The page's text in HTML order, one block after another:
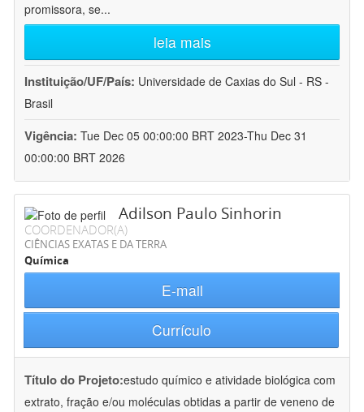
promissora, se...
leia mais
Instituição/UF/País: Universidade de Caxias do Sul - RS -
Brasil
Vigência: Tue Dec 05 00:00:00 BRT 2023-Thu Dec 31
00:00:00 BRT 2026
Adilson Paulo Sinhorin
COORDENADOR(A)
CIÊNCIAS EXATAS E DA TERRA
Química
E-mail
Currículo
Título do Projeto:estudo químico e atividade biológica com
extrato, fração e/ou moléculas obtidas a partir de veneno de